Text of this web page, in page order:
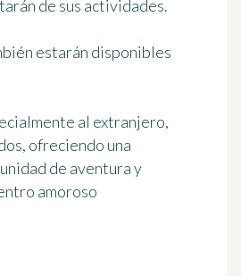
de sus actividades.
estarán disponibles
al extranjero,
ofreciendo una
de aventura y
amoroso